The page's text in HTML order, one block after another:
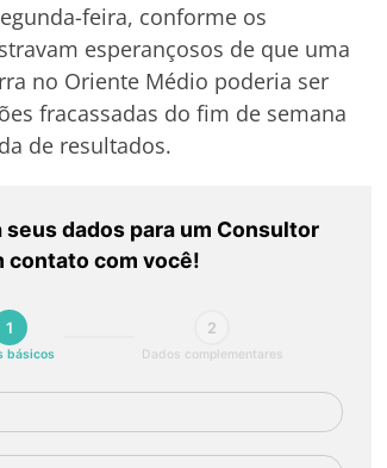
feira, conforme os
esperançosos de que uma
no Oriente Médio poderia ser
fracassadas do fim de semana
de resultados.